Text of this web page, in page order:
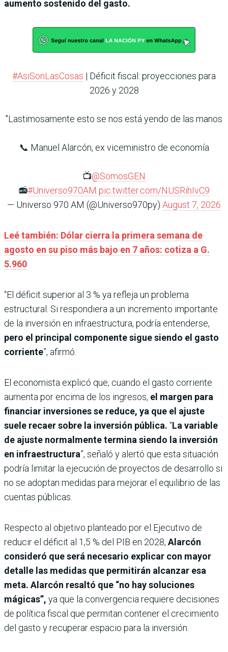
aumento sostenido del gasto.
#AsiSonLasCosas | Déficit fiscal: proyecciones para
2026 y 2028
"Lastimosamente esto se nos está yendo de las manos
📞 Manuel Alarcón, ex viceministro de economía
📺@SomosGEN
📻#Universo970AM pic.twitter.com/NUSRihIvC9
— Universo 970 AM (@Universo970py) August 7, 2026
Leé también: Dólar cierra la primera semana de
agosto en su piso más bajo en 7 años: cotiza a G.
5.960
“El déficit superior al 3 % ya refleja un problema
estructural. Si respondiera a un incremento importante
de la inversión en infraestructura, podría entenderse,
pero el principal componente sigue siendo el gasto
corriente”, afirmó.
El economista explicó que, cuando el gasto corriente
aumenta por encima de los ingresos, el margen para
financiar inversiones se reduce, ya que el ajuste
suele recaer sobre la inversión pública. “La variable
de ajuste normalmente termina siendo la inversión
en infraestructura”, señaló y alertó que esta situación
podría limitar la ejecución de proyectos de desarrollo si
no se adoptan medidas para mejorar el equilibrio de las
cuentas públicas.
Respecto al objetivo planteado por el Ejecutivo de
reducir el déficit al 1,5 % del PIB en 2028, Alarcón
consideró que será necesario explicar con mayor
detalle las medidas que permitirán alcanzar esa
meta. Alarcón resaltó que “no hay soluciones
mágicas”, ya que la convergencia requiere decisiones
de política fiscal que permitan contener el crecimiento
del gasto y recuperar espacio para la inversión.